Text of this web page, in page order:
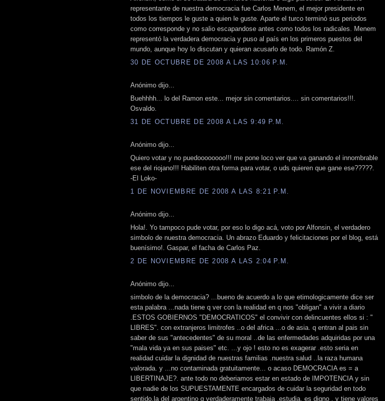
representante de nuestra democracia fue Carlos Menem, el mejor presidente en
todos los tiempos le guste a quien le guste. Aparte el turco terminó sus periodos
como corresponde y no salio escapandose antes como todos los radicales. Menem
representó la verdadera democracia y puso al país en los primeros puestos del
mundo, aunque hoy lo discutan y quieran acusarlo de todo. Ramón Z.
30 DE OCTUBRE DE 2008 A LAS 10:06 P.M.
Anónimo dijo...
Buehhhh... lo del Ramon este... mejor sin comentarios.... sin comentarios!!!.
Osvaldo.
31 DE OCTUBRE DE 2008 A LAS 9:49 P.M.
Anónimo dijo...
Quiero votar y no puedoooooooo!!! me pone loco ver que va ganando el innombrable
ese del riojano!!! Habiliten otra forma para votar, o uds quieren que gane ese?????.
-El Loko-
1 DE NOVIEMBRE DE 2008 A LAS 8:21 P.M.
Anónimo dijo...
Hola!. Yo tampoco pude votar, por eso lo digo acá, voto por Alfonsin, el verdadero
simbolo de nuestra democracia. Un abrazo Eduardo y felicitaciones por el blog, está
buenísimo!. Gaspar, el facha de Carlos Paz.
2 DE NOVIEMBRE DE 2008 A LAS 2:04 P.M.
Anónimo dijo...
simbolo de la democracia? ...bueno de acuerdo a lo que etimologicamente dice ser
esta palabra ...nada tiene q ver con la realidad en q nos "obligan" a vivir a diario
.ESTOS GOBIERNOS "DEMOCRATICOS" el convivir con delincuentes ellos si : "
LIBRES". con extranjeros limitrofes ..o del africa ...o de asia. q entran al pais sin
saber de sus "antecedentes" de su moral ..de las enfermedades adquiridas por una
"mala vida ya en sus paises" etc. ...y ojo ! esto no es exagerar .esto seria en
realidad cuidar la dignidad de nuestras familias .nuestra salud ..la raza humana
valorada. y ...no contaminada gratuitamente... o acaso DEMOCRACIA es = a
LIBERTINAJE?. ante todo no deberiamos estar en estado de IMPOTENCIA y sin
que nadie de los SUPUESTAMENTE encargados de cuidar la seguridad en todo
sentido,la del argentino q verdaderamente trabaja .estudia. es digno . y tiene valores